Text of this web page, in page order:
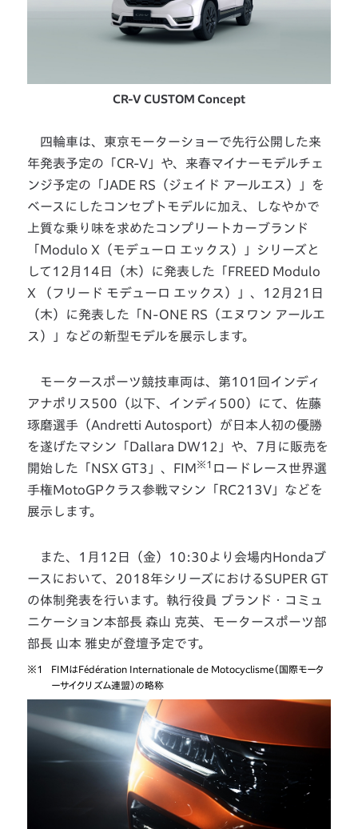
CR-V CUSTOM Concept
四輪車は、東京モーターショーで先行公開した来
年発表予定の「CR-V」や、来春マイナーモデルチェ
ンジ予定の「JADE RS（ジェイド アールエス）」を
ベースにしたコンセプトモデルに加え、しなやかで
上質な乗り味を求めたコンプリートカーブランド
「Modulo X（モデューロ エックス）」シリーズと
して12月14日（木）に発表した「FREED Modulo
X （フリード モデューロ エックス）」、12月21日
（木）に発表した「N-ONE RS（エヌワン アールエ
ス）」などの新型モデルを展示します。
モータースポーツ競技車両は、第101回インディ
アナポリス500（以下、インディ500）にて、佐藤
琢磨選手（Andretti Autosport）が日本人初の優勝
を遂げたマシン「Dallara DW12」や、7月に販売を
開始した「NSX GT3」、FIM ※1 ロードレース世界選
手権MotoGPクラス参戦マシン「RC213V」などを
展示します。
また、1月12日（金）10:30より会場内Hondaブ
ースにおいて、2018年シリーズにおけるSUPER GT
の体制発表を行います。執行役員 ブランド・コミュ
ニケーション本部長 森山 克英、モータースポーツ部
部長 山本 雅史が登壇予定です。
※1
FIMはFédération Internationale de Motocyclisme（国際モータ
ーサイクリズム連盟）の略称